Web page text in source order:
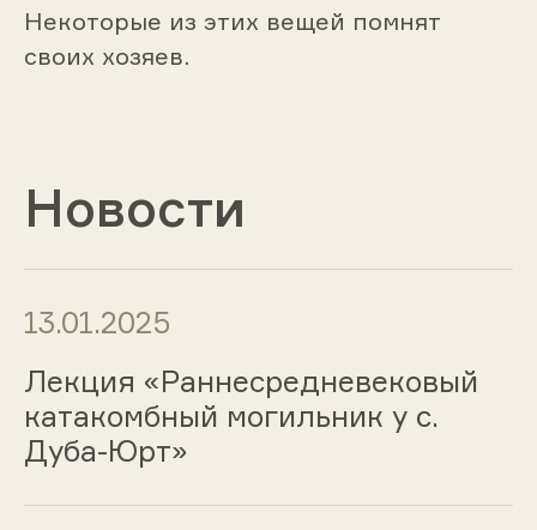
Некоторые из этих вещей помнят
своих хозяев.
Новости
13.01.2025
Лекция «Раннесредневековый
катакомбный могильник у с.
Дуба-Юрт»